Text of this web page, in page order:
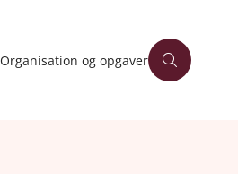
Organisation og opgaver